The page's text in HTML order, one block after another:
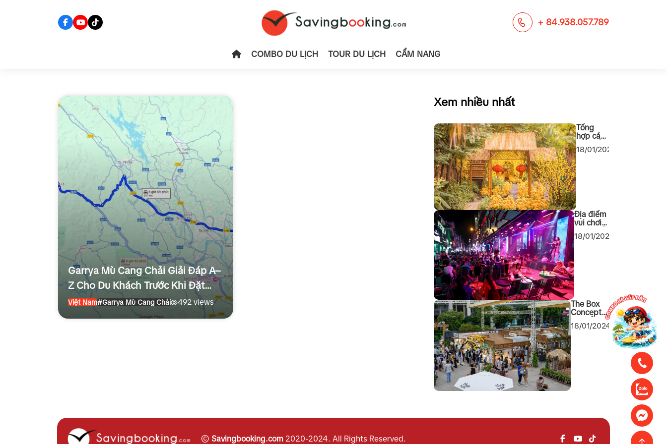
+ 84.938.057.789
COMBO DU LỊCH TOUR DU LỊCH CẨM NANG
Garrya Mù Cang Chải Giải Đáp A–
Z Cho Du Khách Trước Khi Đặt
Phòng
Việt Nam#Garrya Mù Cang Chải 492 views
Xem nhiều nhất
Tổng
hợp các
chụp
18/01/2024
Địa điểm
vui chơi
đêm tại
18/01/2024
The Box
Concept
khu tổ hợp
mua sắm
cuối tuần
mới toanh
tại Quận 1
Sài Gòn
18/01/2024
© Savingbooking.com2020-2024. All Rights Reserved.